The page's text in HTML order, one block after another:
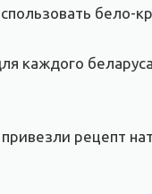
бело-
каждого
рецепт